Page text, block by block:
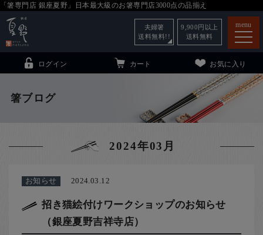
「箸専門店 銀座夏野」日本最大級のお箸専門店3000点の品揃え
menu
銀座夏野・箸長について
こども和食器 小夏について
ご利用ガイド
ログイン カート お気に入り
夫婦箸
送料無料!!
9,900 円以上
送料無料
箸ブログ
2024年03月
お知らせ 2024.03.12
招き猫絵付けワークショップのお知らせ
（銀座夏野吉祥寺店）